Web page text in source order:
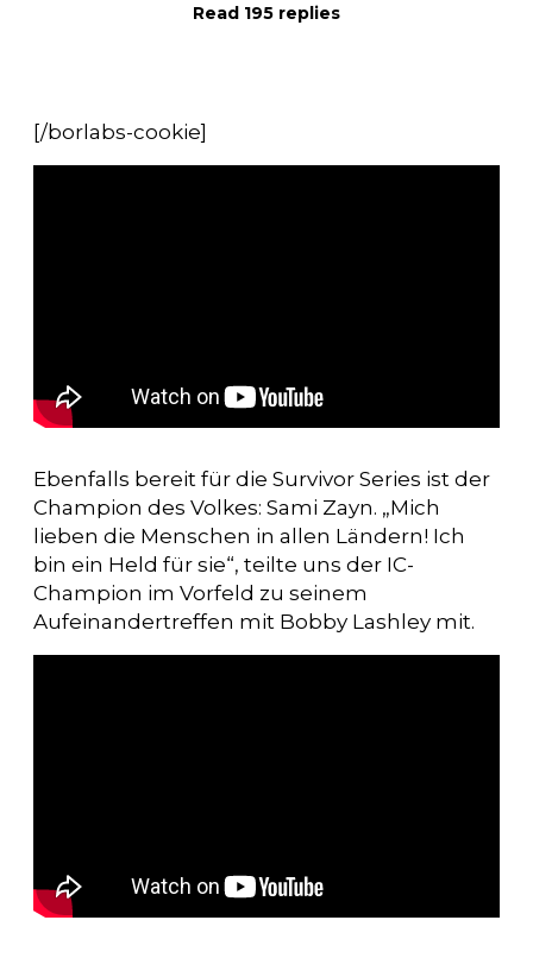
Read 195 replies
[/borlabs-cookie]
Ebenfalls bereit für die Survivor Series ist der
Champion des Volkes: Sami Zayn. „Mich
lieben die Menschen in allen Ländern! Ich
bin ein Held für sie“, teilte uns der IC-
Champion im Vorfeld zu seinem
Aufeinandertreffen mit Bobby Lashley mit.